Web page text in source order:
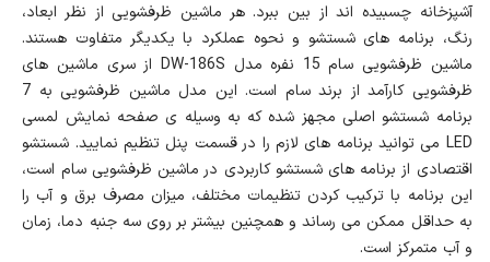
آشپزخانه چسبیده اند از بین ببرد. هر ماشین ظرفشویی از نظر ابعاد،
رنگ، برنامه های شستشو و نحوه عملکرد با یکدیگر متفاوت هستند.
ماشین ظرفشویی سام 15 نفره مدل DW-186S از سری ماشین های
ظرفشویی کارآمد از برند سام است. این مدل ماشین ظرفشویی به 7
برنامه شستشو اصلی مجهز شده که به وسیله ی صفحه نمایش لمسی
LED می توانید برنامه های لازم را در قسمت پنل تنظیم نمایید. شستشو
اقتصادی از برنامه های شستشو کاربردی در ماشین ظرفشویی سام است،
این برنامه با ترکیب کردن تنظیمات مختلف، میزان مصرف برق و آب را
به حداقل ممکن می رساند و همچنین بیشتر بر روی سه جنبه دما، زمان
و آب متمرکز است.